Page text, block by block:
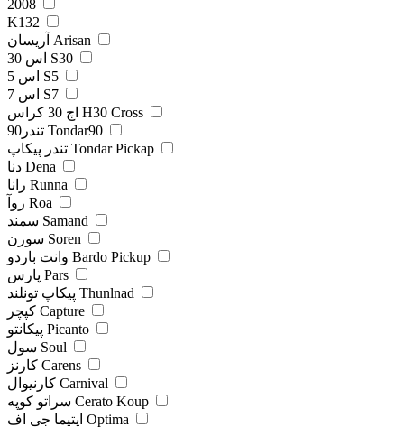
2008
K132
آریسان Arisan
اس 30 S30
اس 5 S5
اس 7 S7
اچ 30 کراس H30 Cross
تندر90 Tondar90
تندر پیکاپ Tondar Pickap
دنا Dena
رانا Runna
روآ Roa
سمند Samand
سورن Soren
وانت باردو Bardo Pickup
پارس Pars
پیکاپ تونلند Thunlnad
کپچر Capture
پیکانتو Picanto
سول Soul
کارنز Carens
کارنیوال Carnival
سراتو کوپه Cerato Koup
اپتیما جی اف Optima